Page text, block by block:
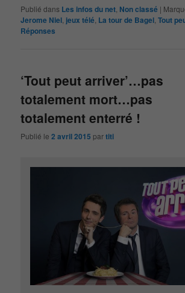
Publié dans Les infos du net Non classé |
Jerome Niel jeux télé La tour de Bagel ,Tout
Réponses
‘Tout peut arriver’…pas
totalement mort…pas
totalement enterré !
Publié le2 avril 2015 partiti